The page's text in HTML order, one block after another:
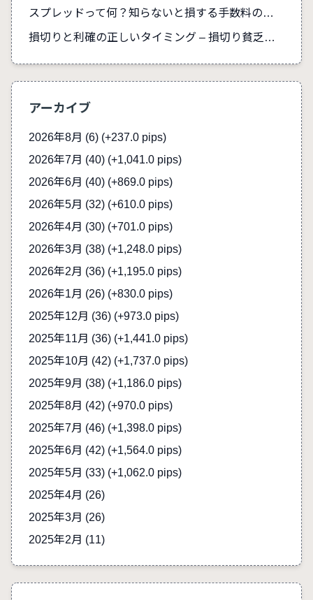
スプレッドって何？知らないと損する手数料の真実
損切りと利確の正しいタイミング – 損切り貧乏を防ぐ
アーカイブ
2026年8月 (6) (+237.0 pips)
2026年7月 (40) (+1,041.0 pips)
2026年6月 (40) (+869.0 pips)
2026年5月 (32) (+610.0 pips)
2026年4月 (30) (+701.0 pips)
2026年3月 (38) (+1,248.0 pips)
2026年2月 (36) (+1,195.0 pips)
2026年1月 (26) (+830.0 pips)
2025年12月 (36) (+973.0 pips)
2025年11月 (36) (+1,441.0 pips)
2025年10月 (42) (+1,737.0 pips)
2025年9月 (38) (+1,186.0 pips)
2025年8月 (42) (+970.0 pips)
2025年7月 (46) (+1,398.0 pips)
2025年6月 (42) (+1,564.0 pips)
2025年5月 (33) (+1,062.0 pips)
2025年4月 (26)
2025年3月 (26)
2025年2月 (11)